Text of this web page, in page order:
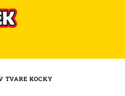
TVARE KOCKY